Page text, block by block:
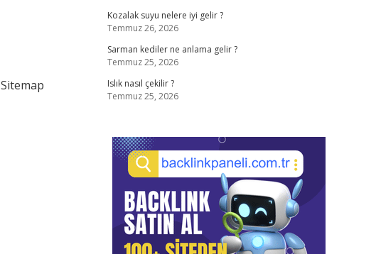
Sitemap
Kozalak suyu nelere iyi gelir ?
Temmuz 26, 2026
Sarman kediler ne anlama gelir ?
Temmuz 25, 2026
Islık nasıl çekilir ?
Temmuz 25, 2026